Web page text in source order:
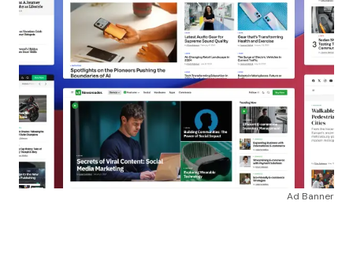
Ad Banner